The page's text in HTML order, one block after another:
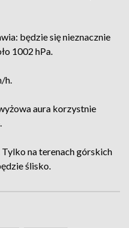
będzie się nieznacznie
1002 hPa.
h.
aura korzystnie
na terenach górskich
ślisko.